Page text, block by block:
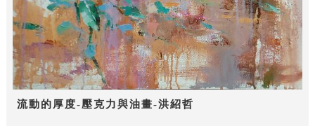
流動的厚度-壓克力與油畫-洪紹哲